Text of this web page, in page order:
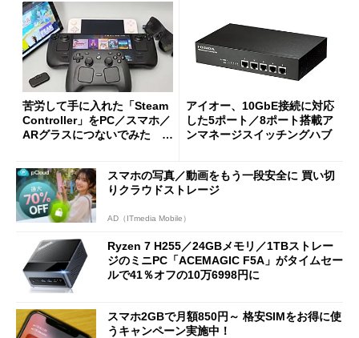
苦労して手に入れた「Steam
Controller」をPC／スマホ／
ARグラスにつないでみた ゲ
アイオー、10GbE接続に対応
した5ポート／8ポート搭載ア
ンマネージスイッチングハブ
スマホの写真／動画をもう一段安全に 買い切
りクラウドストレージ
AD（ITmedia Mobile）
Ryzen 7 H255／24GBメモリ／1TBストレー
ジのミニPC「ACEMAGIC F5A」がタイムセー
ルで41％オフの10万6998円に
スマホ2GBで月額850円～ 格安SIMをお得に使
うキャンペーン実施中！